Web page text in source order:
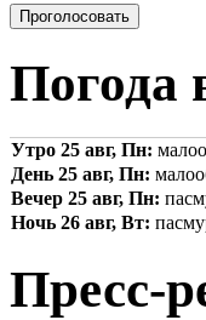
Погода
Утро 25 авг, Пн:
День 25 авг, Пн:
Вечер 25 авг, Пн:
Ночь 26 авг, Вт:
Пресс-